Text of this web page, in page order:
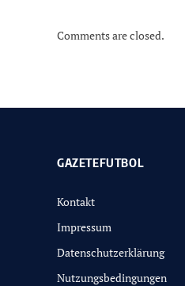
Comments are closed.
GAZETEFUTBOL
Kontakt
Impressum
Datenschutzerklärung
Nutzungsbedingungen